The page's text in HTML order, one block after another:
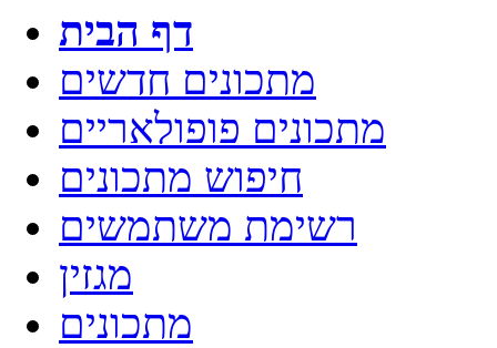
דף הבית
מתכונים חדשים
מתכונים פופולאריים
חיפוש מתכונים
רשימת משתמשים
מגזין
מתכונים